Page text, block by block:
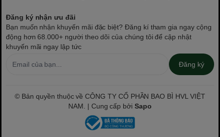
Đăng ký nhận ưu đãi
Bạn muốn nhận khuyến mãi đặc biệt? Đăng kí tham gia ngay cộng
động hơn 68.000+ người theo dõi của chúng tôi để cập nhật
khuyến mãi ngay lập tức
Đăng ký
© Bản quyền thuộc về CÔNG TY CỔ PHẦN BAO BÌ HVL VIỆT
NAM. | Cung cấp bởiSapo